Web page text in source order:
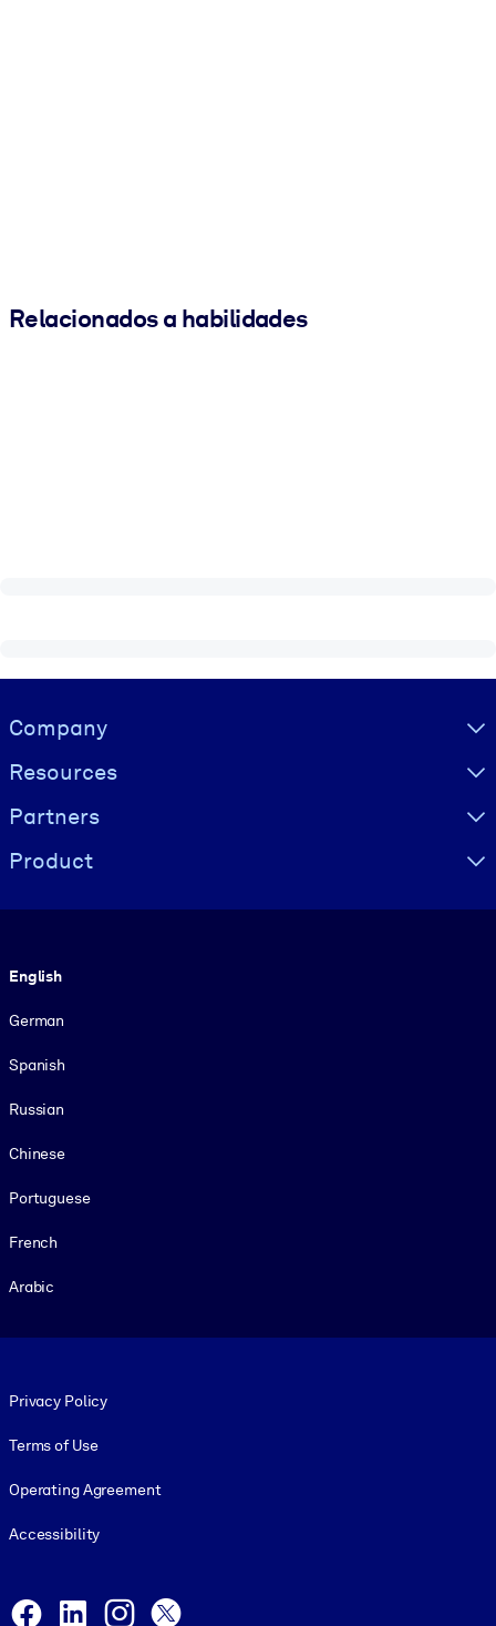
Relacionados a habilidades
Visually hidden Text
Company
Resources
Partners
Product
English
German
Spanish
Russian
Chinese
Portuguese
French
Arabic
Privacy Policy
Terms of Use
Operating Agreement
Accessibility
Facebook
LinkedInInstagram